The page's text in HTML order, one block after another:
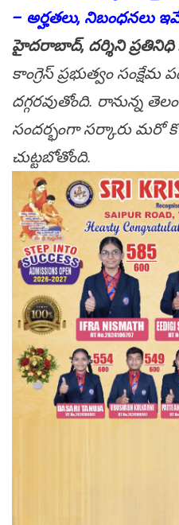
– అర్హతలు, నిబంధనలు
హైదరాబాద్, దర్శిని ప్రతినిధి
కాంగ్రెస్ ప్రభుత్వం
దగ్గరవుతోంది. రానున్న
సందర్భంగా సర్కారు మరో
చుట్టబోతోంది.